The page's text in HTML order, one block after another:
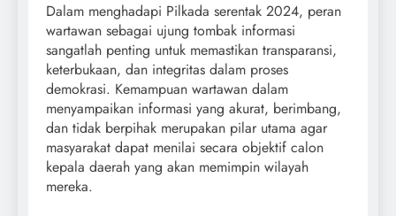
Dalam menghadapi Pilkada serentak 2024, peran
wartawan sebagai ujung tombak informasi
sangatlah penting untuk memastikan transparansi,
keterbukaan, dan integritas dalam proses
demokrasi. Kemampuan wartawan dalam
menyampaikan informasi yang akurat, berimbang,
dan tidak berpihak merupakan pilar utama agar
masyarakat dapat menilai secara objektif calon
kepala daerah yang akan memimpin wilayah
mereka.